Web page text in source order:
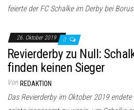
feierte der FC Schalke im Derby bei
26. Oktober 2019 0
Revierderby zu Null:
finden keinen Sieger
Von REDAKTION
Das Revierderby im Oktober 2019